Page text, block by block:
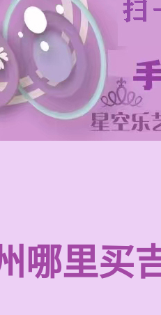
哪里买